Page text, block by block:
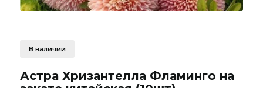
В наличии
Астра Хризантелла Фламинго на